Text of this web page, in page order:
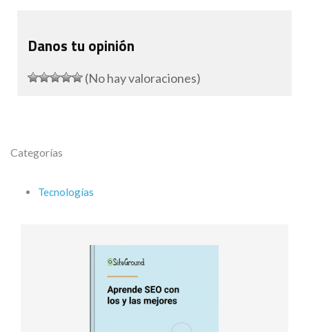
Danos tu opinión
(No hay valoraciones)
Categorías
Tecnologías